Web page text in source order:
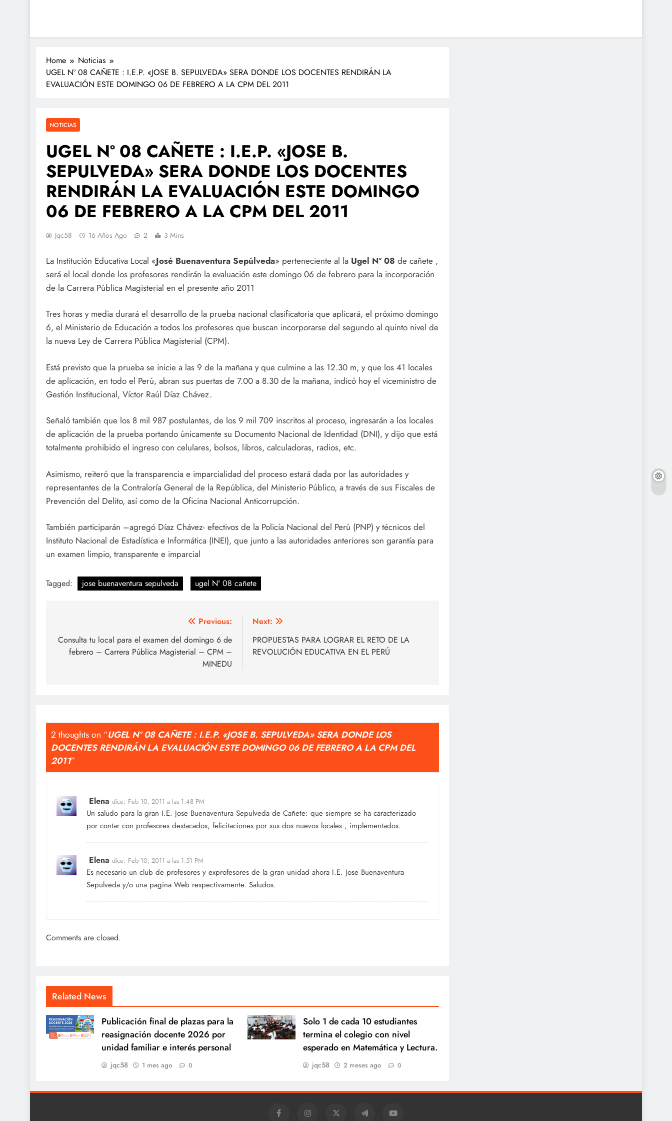
Home
Noticias
UGEL Nº 08 CAÑETE : I.E.P. «JOSE B. SEPULVEDA» SERA DONDE LOS DOCENTES RENDIRÁN LA
EVALUACIÓN ESTE DOMINGO 06 DE FEBRERO A LA CPM DEL 2011
NOTICIAS
UGEL Nº 08 CAÑETE : I.E.P. «JOSE B.
SEPULVEDA» SERA DONDE LOS DOCENTES
RENDIRÁN LA EVALUACIÓN ESTE DOMINGO
06 DE FEBRERO A LA CPM DEL 2011
Jqc58 16 Años Ago 2 3 Mins
La Institución Educativa Local «José Buenaventura Sepúlveda» perteneciente al la Ugel Nº 08 de cañete ,
será el local donde los profesores rendirán la evaluación este domingo 06 de febrero para la incorporación
de la Carrera Pública Magisterial en el presente año 2011
Tres horas y media durará el desarrollo de la prueba nacional clasificatoria que aplicará, el próximo domingo
6, el Ministerio de Educación a todos los profesores que buscan incorporarse del segundo al quinto nivel de
la nueva Ley de Carrera Pública Magisterial (CPM).
Está previsto que la prueba se inicie a las 9 de la mañana y que culmine a las 12.30 m, y que los 41 locales
de aplicación, en todo el Perú, abran sus puertas de 7.00 a 8.30 de la mañana, indicó hoy el viceministro de
Gestión Institucional, Víctor Raúl Díaz Chávez.
Señaló también que los 8 mil 987 postulantes, de los 9 mil 709 inscritos al proceso, ingresarán a los locales
de aplicación de la prueba portando únicamente su Documento Nacional de Identidad (DNI), y dijo que está
totalmente prohibido el ingreso con celulares, bolsos, libros, calculadoras, radios, etc.
Asimismo, reiteró que la transparencia e imparcialidad del proceso estará dada por las autoridades y
representantes de la Contraloría General de la República, del Ministerio Público, a través de sus Fiscales de
Prevención del Delito, así como de la Oficina Nacional Anticorrupción.
También participarán –agregó Díaz Chávez- efectivos de la Policía Nacional del Perú (PNP) y técnicos del
Instituto Nacional de Estadística e Informática (INEI), que junto a las autoridades anteriores son garantía para
un examen limpio, transparente e imparcial
Tagged: jose buenaventura sepulveda ugel Nº 08 cañete
de
entradas
Previous:
Consulta tu local para el examen del domingo 6 de
febrero – Carrera Pública Magisterial – CPM –
MINEDU
Next:
PROPUESTAS PARA LOGRAR EL RETO DE LA
REVOLUCIÓN EDUCATIVA EN EL PERÚ
2 thoughts on “UGEL Nº 08 CAÑETE : I.E.P. «JOSE B. SEPULVEDA» SERA DONDE LOS
DOCENTES RENDIRÁN LA EVALUACIÓN ESTE DOMINGO 06 DE FEBRERO A LA CPM DEL
2011”
Elena dice: Feb 10, 2011 a las 1:48 PM
Un saludo para la gran I.E. Jose Buenaventura Sepulveda de Cañete: que siempre se ha caracterizado
por contar con profesores destacados, felicitaciones por sus dos nuevos locales , implementados.
Elena dice: Feb 10, 2011 a las 1:51 PM
Es necesario un club de profesores y exprofesores de la gran unidad ahora I.E. Jose Buenaventura
Sepulveda y/o una pagina Web respectivamente. Saludos.
Comments are closed.
Related News
Publicación final de plazas para la
reasignación docente 2026 por
unidad familiar e interés personal
jqc58 1 mes ago 0
Solo 1 de cada 10 estudiantes
termina el colegio con nivel
esperado en Matemática y Lectura.
jqc58 2 meses ago 0